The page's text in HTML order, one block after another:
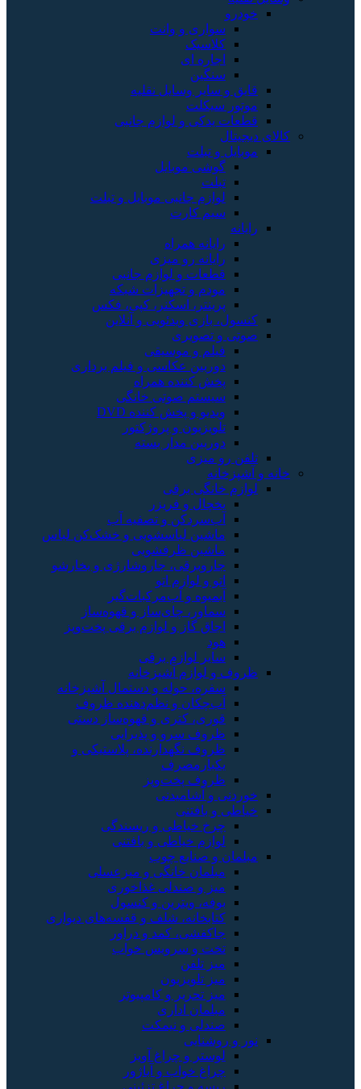
خودرو
سواری و وانت
کلاسیک
اجاره ای
سنگین
قایق و سایر وسایل نقلیه
موتور سیکلت
قطعات یدکی و لوازم جانبی
کالای دیجیتال
موبایل و تبلت
گوشی موبایل
تبلت
لوازم جانبی موبایل و تبلت
سیم کارت
رایانه
رایانه همراه
رایانه رو میزی
قطعات و لوازم جانبی
مودم و تجهیزات شبکه
پرینتر، اسکنر، کپی، فکس
کنسول، بازی‌ ویدئویی و آنلاین
صوتی و تصویری
فیلم و موسیقی
دوربین عکاسی و فیلم برداری
پخش کننده همراه
سیستم صوتی خانگی
ویدیو و پخش کننده DVD
تلویزیون و پروژکتور
دوربین مدار بسته
تلفن رو میزی
خانه و آشپزخانه
لوازم خانگی برقی
یخچال و فریزر
آب‌سردکن و تصفیه آب
ماشین لباسشویی و خشک‌کن لباس
ماشین ظرفشویی
جاروبرقی، جاروشارژی و بخارشو
اتو و لوازم اتو
آبمیوه و آب‌مرکبات‌گیر
سماور، چای‌ساز و قهوه‌ساز
اجاق گاز و لوازم برقی پخت‌وپز
هود
سایر لوازم برقی
ظروف و لوازم آشپزخانه
سفره، حوله و دستمال آشپزخانه
آب‌چکان و نظم‌دهنده ظروف
قوری، کتری و قهوه‌ساز دستی
ظروف سرو و پذیرایی
ظروف نگهدارنده، پلاستیکی و
یکبارمصرف
ظروف پخت‌وپز
خوردنی و آشامیدنی
خیاطی و بافتنی
چرخ خیاطی و ریسندگی
لوازم خیاطی و بافتنی
مبلمان و صنایع چوب
مبلمان خانگی و میزعسلی
میز و صندلی غذاخوری
بوفه، ویترین و کنسول
کتابخانه، شلف و قفسه‌های دیواری
جاکفشی، کمد و دراور
تخت و سرویس خواب
میز تلفن
میز تلویزیون
میز تحریر و کامپیوتر
مبلمان اداری
صندلی و نیمکت
نور و روشنایی
لوستر و چراغ آویز
چراغ خواب و آباژور